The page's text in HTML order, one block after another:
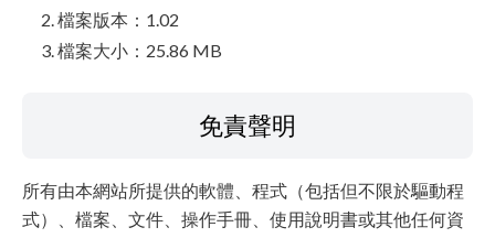
檔案版本：1.02
檔案大小：25.86 MB
免責聲明
所有由本網站所提供的軟體、程式（包括但不限於驅動程
式）、檔案、文件、操作手冊、使用說明書或其他任何資